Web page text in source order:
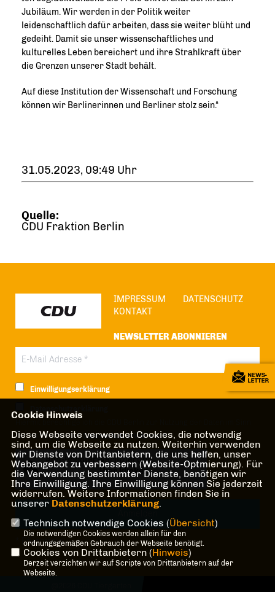
Jubiläum. Wir werden in der Politik weiter
leidenschaftlich dafür arbeiten, dass sie weiter blüht und
gedeiht. Damit sie unser wissenschaftliches und
kulturelles Leben bereichert und ihre Strahlkraft über
die Grenzen unserer Stadt behält.
Auf diese Institution der Wissenschaft und Forschung
können wir Berlinerinnen und Berliner stolz sein.“
31.05.2023, 09:49 Uhr
Quelle:
CDU Fraktion Berlin
IMPRESSUM
DATENSCHUTZ
KONTAKT
NEWSLETTER ABONNIEREN
Einwilligungserklärung
der nachfolgenden Datenschutzerklärung.*
Anti-Roboter-Verifizierung
Hier klicken
Friendly Captcha ⇗
* Pflichtfeld!
Cookie Hinweis
Diese Webseite verwendet Cookies, die notwendig
sind, um die Webseite zu nutzen. Weiterhin verwenden
wir Dienste von Drittanbietern, die uns helfen, unser
Webangebot zu verbessern (Website-Optmierung). Für
die Verwendung bestimmter Dienste, benötigen wir
Ihre Einwilligung. Ihre Einwilligung können Sie jederzeit
widerrufen. Weitere Informationen finden Sie in
unserer Datenschutzerklärung.
Technisch notwendige Cookies (Übersicht)
Die notwendigen Cookies werden allein für den
ordnungsgemäßen Gebrauch der Webseite benötigt.
Cookies von Drittanbietern (Hinweis)
Derzeit verzichten wir auf Scripte von Drittanbietern auf der
Webseite.